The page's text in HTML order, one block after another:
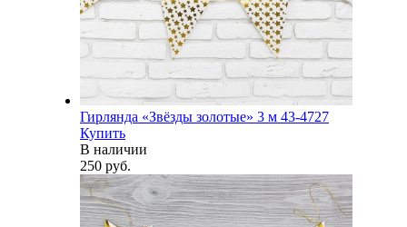
Гирлянда «Звёзды золотые» 3 м 43-4727
Купить
В наличии
250 руб.